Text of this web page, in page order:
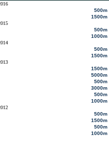
500m
1500m
500m
1000m
500m
1500m
1500m
5000m
500m
3000m
500m
1000m
500m
1500m
500m
1000m